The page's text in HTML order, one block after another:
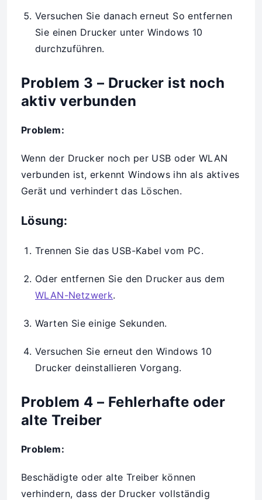
Versuchen Sie danach erneut So entfernen
Sie einen Drucker unter Windows 10
durchzuführen.
Problem 3 – Drucker ist noch
aktiv verbunden
Problem:
Wenn der Drucker noch per USB oder WLAN
verbunden ist, erkennt Windows ihn als aktives
Gerät und verhindert das Löschen.
Lösung:
Trennen Sie das USB-Kabel vom PC.
Oder entfernen Sie den Drucker aus dem
WLAN-Netzwerk.
Warten Sie einige Sekunden.
Versuchen Sie erneut den Windows 10
Drucker deinstallieren Vorgang.
Problem 4 – Fehlerhafte oder
alte Treiber
Problem:
Beschädigte oder alte Treiber können
verhindern, dass der Drucker vollständig